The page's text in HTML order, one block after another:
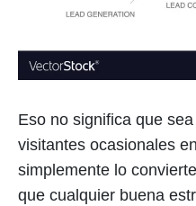
Eso no significa que
visitantes ocasionales
simplemente lo
que cualquier buena